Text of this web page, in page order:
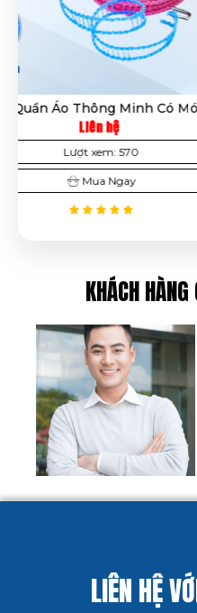
Dây Thun Ràng Hàng
Chằng Đồ Co Giãn Màu
KHÁCH
LIÊN HỆ